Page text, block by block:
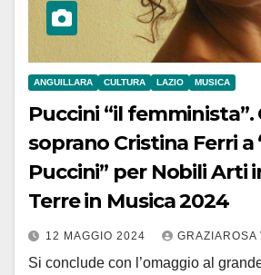
ANGUILLARA CULTURA LAZIO MUSICA
Puccini “il femminista”.
soprano Cristina Ferri a
Puccini” per Nobili Arti
Terre in Musica 2024
12 MAGGIO 2024 GRAZIAROSA
Si conclude con l’omaggio al